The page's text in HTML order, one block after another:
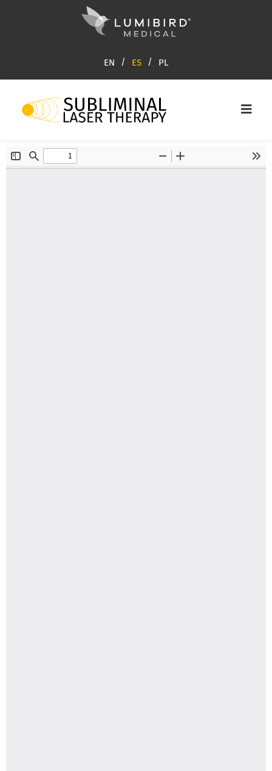
EN ES PL